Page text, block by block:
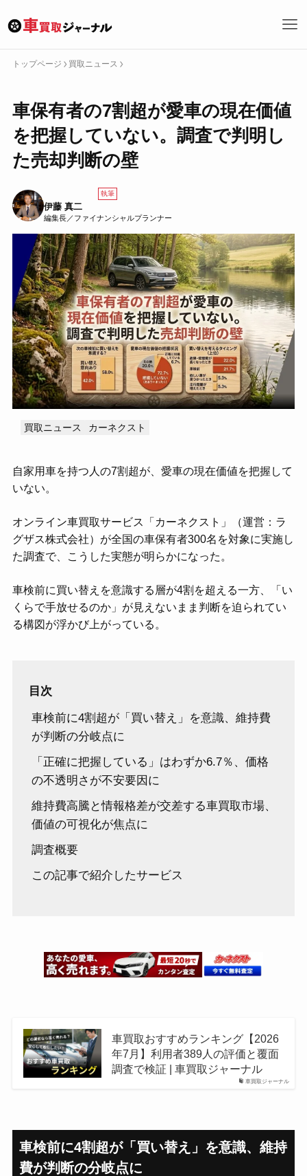
トップページへ戻る
カテゴリーで探す
どこで売る 何を売る 特集 買取サービス
買取ニュース
買取ノウハウ
キーワード・タグで探す
検
車買取の基礎
どこに売るか
車の売り方
車を売るとは
買取サービス
MOTA
アップル オートバックス カーセブン
カーセンサー
カーネクスト
ガリバー スマイルカーズ
ソコカラ
ユーカーパック
ライター・監修者一覧
トップページ 買取ニュース
車保有者の7割超が愛車の現在価値
を把握していない。調査で判明し
た売却判断の壁
執筆
伊藤 真二
編集長／ファイナンシャルプランナー
買取ニュース カーネクスト
自家用車を持つ人の7割超が、愛車の現在価値を把握して
いない。
オンライン車買取サービス「カーネクスト」（運営：ラ
グザス株式会社）が全国の車保有者300名を対象に実施し
た調査で、こうした実態が明らかになった。
車検前に買い替えを意識する層が4割を超える一方、「い
くらで手放せるのか」が見えないまま判断を迫られてい
る構図が浮かび上がっている。
目次
車検前に4割超が「買い替え」を意識、維持費
が判断の分岐点に
「正確に把握している」はわずか6.7％、価格
の不透明さが不安要因に
維持費高騰と情報格差が交差する車買取市場、
価値の可視化が焦点に
調査概要
この記事で紹介したサービス
車買取ジャーナル
車買取おすすめランキング【2026
年7月】利用者389人の評価と覆面
調査で検証 | 車買取ジャーナル
車検前に4割超が「買い替え」を意識、維持
費が判断の分岐点に